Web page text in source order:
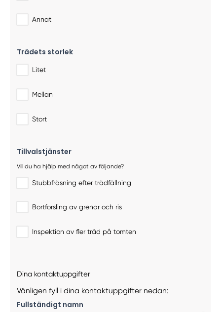
Annat
Trädets storlek
Litet
Mellan
Stort
Tillvalstjänster
Vill du ha hjälp med något av följande?
Stubbfräsning efter trädfällning
Bortforsling av grenar och ris
Inspektion av fler träd på tomten
Dina kontaktuppgifter
Vänligen fyll i dina kontaktuppgifter nedan:
Fullständigt namn